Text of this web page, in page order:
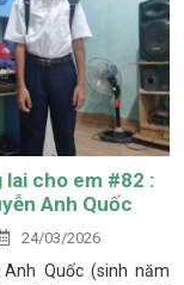
lai cho em #82 :
Anh Quốc
24/03/2026
Anh Quốc (sinh năm